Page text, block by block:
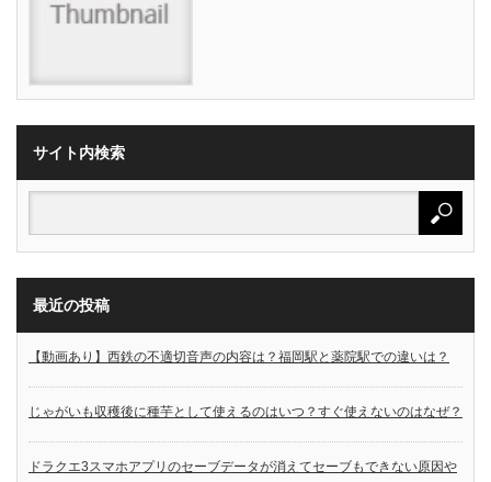
サイト内検索
最近の投稿
【動画あり】西鉄の不適切音声の内容は？福岡駅と薬院駅での違いは？
じゃがいも収穫後に種芋として使えるのはいつ？すぐ使えないのはなぜ？
ドラクエ3スマホアプリのセーブデータが消えてセーブもできない原因や